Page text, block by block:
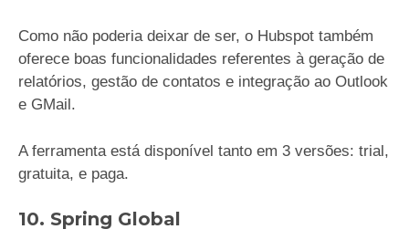
Como não poderia deixar de ser, o Hubspot também
oferece boas funcionalidades referentes à geração de
relatórios, gestão de contatos e integração ao Outlook
e GMail.
A ferramenta está disponível tanto em 3 versões: trial,
gratuita, e paga.
10. Spring Global